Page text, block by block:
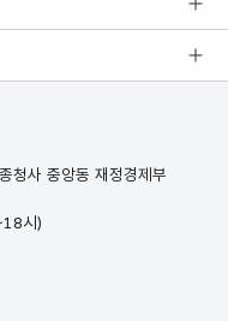
청사 중앙동 재정경제부
시)